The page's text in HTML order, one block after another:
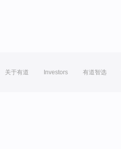
关于有道 Investors 有道智选